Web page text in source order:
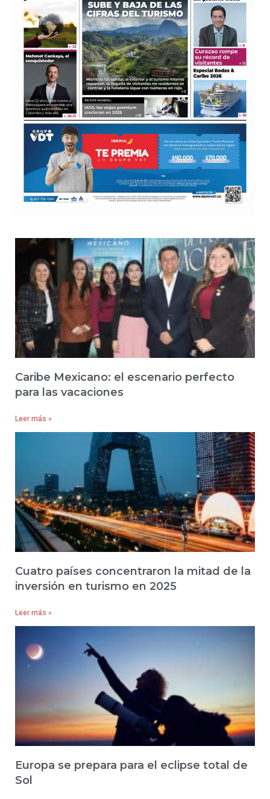
Caribe Mexicano: el escenario perfecto
para las vacaciones
Leer más »
Cuatro países concentraron la mitad de la
inversión en turismo en 2025
Leer más »
Europa se prepara para el eclipse total de
Sol